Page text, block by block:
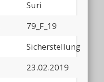
Suri
79_F_19
Sicherstellung
23.02.2019